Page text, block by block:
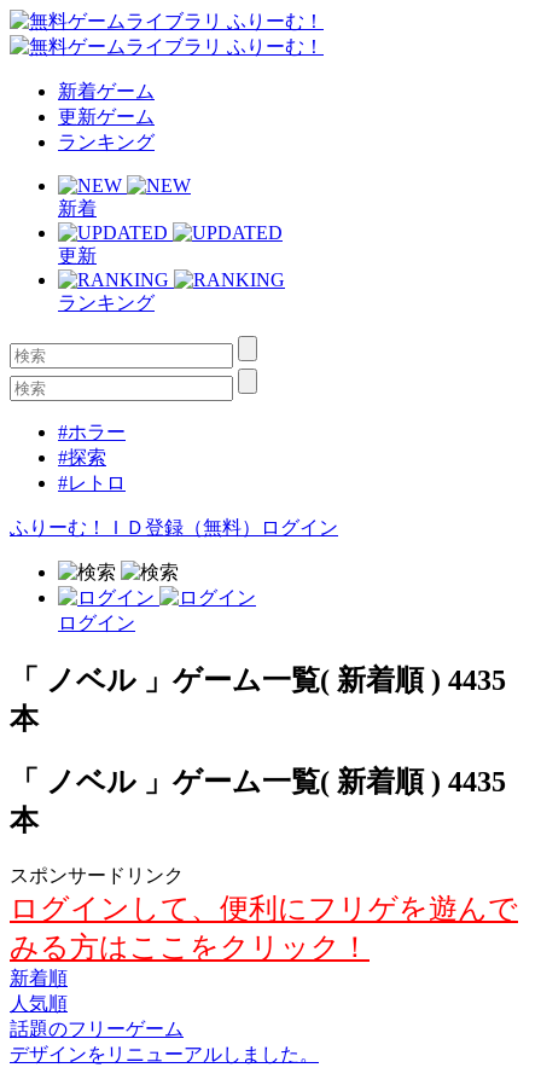
新着ゲーム
更新ゲーム
ランキング
新着
更新
ランキング
#ホラー
#探索
#レトロ
ふりーむ！ＩＤ登録（無料） ログイン
ログイン
「 ノベル 」ゲーム一覧( 新着順 ) 4435
本
「 ノベル 」ゲーム一覧( 新着順 ) 4435
本
スポンサードリンク
ログインして、便利にフリゲを遊んで
みる方はここをクリック！
新着順
人気順
話題のフリーゲーム
デザインをリニューアルしました。